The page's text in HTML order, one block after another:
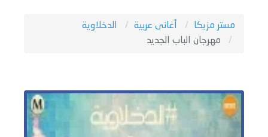
مستر مزيكا أغانى عربية
الدخلاوية
مهرجان الباب الجديد